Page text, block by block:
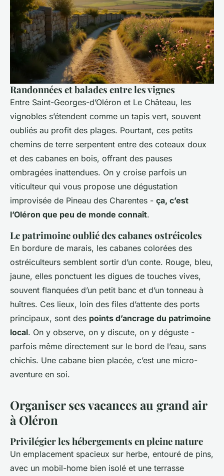
Randonnées et balades entre les vignes
Entre Saint-Georges-d’Oléron et Le Château, les
vignobles s’étendent comme un tapis vert, souvent
oubliés au profit des plages. Pourtant, ces petits
chemins de terre serpentent entre des coteaux doux
et des cabanes en bois, offrant des pauses
ombragées inattendues. On y croise parfois un
viticulteur qui vous propose une dégustation
improvisée de Pineau des Charentes - ça, c’est
l’Oléron que peu de monde connaît.
Le patrimoine oublié des cabanes ostréicoles
En bordure de marais, les cabanes colorées des
ostréiculteurs semblent sortir d’un conte. Rouge, bleu,
jaune, elles ponctuent les digues de touches vives,
souvent flanquées d’un petit banc et d’un tonneau à
huîtres. Ces lieux, loin des files d’attente des ports
principaux, sont des points d’ancrage du patrimoine
local. On y observe, on y discute, on y déguste -
parfois même directement sur le bord de l’eau, sans
chichis. Une cabane bien placée, c’est une micro-
aventure en soi.
Organiser ses vacances au grand air
à Oléron
Privilégier les hébergements en pleine nature
Un emplacement spacieux sur herbe, entouré de pins,
avec un mobil-home bien isolé et une terrasse